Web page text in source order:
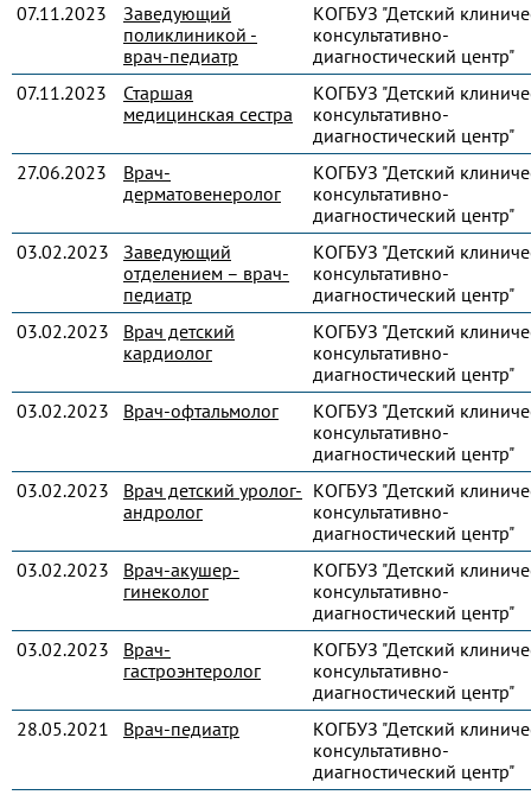
07.11.2023
Заведующий
поликлиникой -
врач-педиатр
КОГБУЗ "Детский
консультативно-
диагностический центр"
07.11.2023
Старшая
медицинская сестра
КОГБУЗ "Детский
консультативно-
диагностический центр"
27.06.2023
Врач-
дерматовенеролог
КОГБУЗ "Детский
консультативно-
диагностический центр"
03.02.2023
Заведующий
отделением – врач-
педиатр
КОГБУЗ "Детский
консультативно-
диагностический центр"
03.02.2023
Врач детский
кардиолог
КОГБУЗ "Детский
консультативно-
диагностический центр"
03.02.2023
Врач-офтальмолог
КОГБУЗ "Детский
консультативно-
диагностический центр"
03.02.2023
Врач детский уролог-
андролог
КОГБУЗ "Детский
консультативно-
диагностический центр"
03.02.2023
Врач-акушер-
гинеколог
КОГБУЗ "Детский
консультативно-
диагностический центр"
03.02.2023
Врач-
гастроэнтеролог
КОГБУЗ "Детский
консультативно-
диагностический центр"
28.05.2021
Врач-педиатр
КОГБУЗ "Детский
консультативно-
диагностический центр"